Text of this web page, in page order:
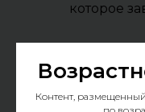
которое
Контент,